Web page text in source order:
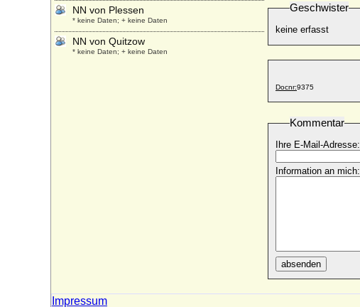
Geschwister
keine erfasst
Docnr:9375
Kommentar
Ihre E-Mail-Adresse:
Information an mich:
absenden
NN von Plessen
* keine Daten; + keine Daten
NN von Quitzow
* keine Daten; + keine Daten
N von Lützendorf
* unbekannt; + unbekannt
Impressum